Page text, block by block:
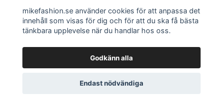
© 2026 mikefashion.se
mikefashion.se använder cookies för att anpassa det
innehåll som visas för dig och för att du ska få bästa
tänkbara upplevelse när du handlar hos oss.
Godkänn alla
Endast nödvändiga